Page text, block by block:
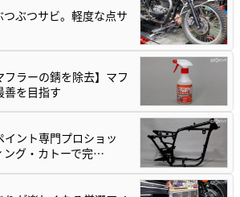
ぶつサビ。軽度な点サ
フラーの錆を除去】マフ
善を目指す
ント専門プロショッ
ング・カトーで完…